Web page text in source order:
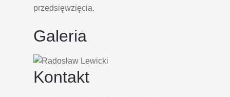
przedsięwzięcia.
Galeria
Kontakt